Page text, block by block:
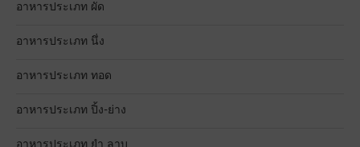
อาหารประเภท ผัด
อาหารประเภท นึ่ง
อาหารประเภท ทอด
อาหารประเภท ปิ้ง-ย่าง
อาหารประเภท ยำ ลาบ